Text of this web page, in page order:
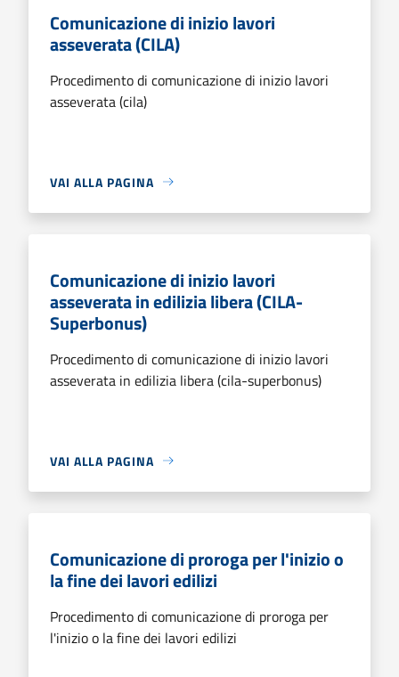
Comunicazione di inizio lavori
asseverata (CILA)
Procedimento di comunicazione di inizio lavori
asseverata (cila)
VAI ALLA PAGINA
Comunicazione di inizio lavori
asseverata in edilizia libera (CILA-
Superbonus)
Procedimento di comunicazione di inizio lavori
asseverata in edilizia libera (cila-superbonus)
VAI ALLA PAGINA
Comunicazione di proroga per l'inizio o
la fine dei lavori edilizi
Procedimento di comunicazione di proroga per
l'inizio o la fine dei lavori edilizi